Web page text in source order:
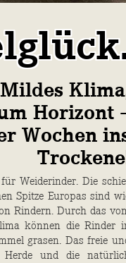
Horizont
Wochen
Weiderinder. Die
Spitze Europas sind
Rindern. Durch das
können die Rinder
grasen. Das freie
Herde und die